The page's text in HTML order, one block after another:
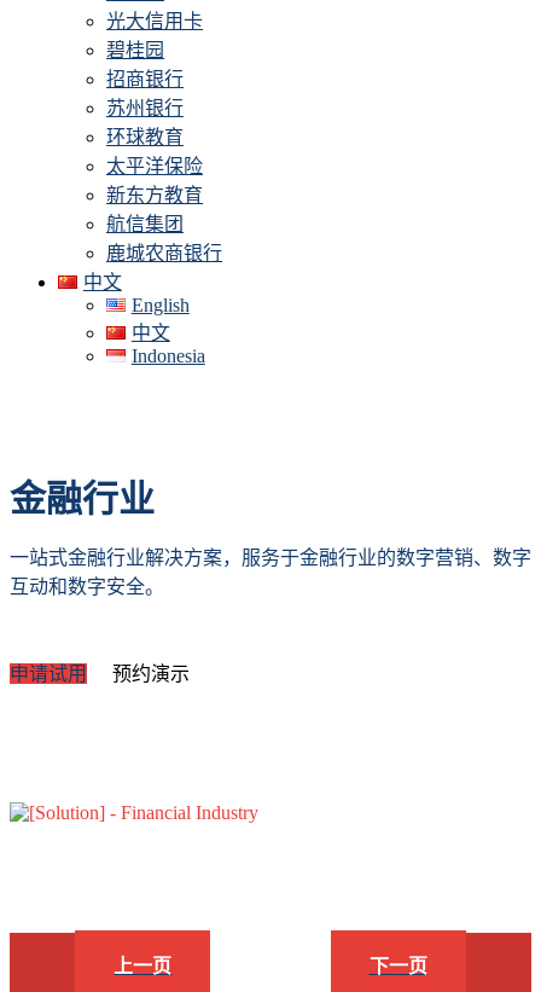
光大信用卡
碧桂园
招商银行
苏州银行
环球教育
太平洋保险
新东方教育
航信集团
鹿城农商银行
中文
English
中文
Indonesia
金融行业
一站式金融行业解决方案，服务于金融行业的数字营销、数字
互动和数字安全。
申请试用 预约演示
上一页 下一页